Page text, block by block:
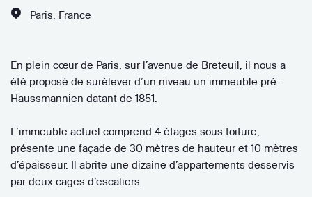
Paris France
En plein cœur de Paris, sur l’avenue de Breteuil, il nous a
été proposé de surélever d’un niveau un immeuble pré-
Haussmannien datant de 1851.
L’immeuble actuel comprend 4 étages sous toiture,
présente une façade de 30 mètres de hauteur et 10 mètres
d’épaisseur. Il abrite une dizaine d’appartements desservis
par deux cages d’escaliers.